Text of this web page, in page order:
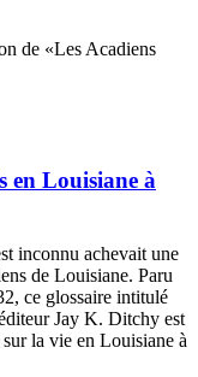
en Louisiane à
inconnu achevait une
de Louisiane. Paru
ce glossaire intitulé
Jay K. Ditchy est
la vie en Louisiane à